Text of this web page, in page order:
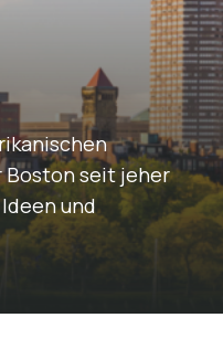
Boston seit jeher
und